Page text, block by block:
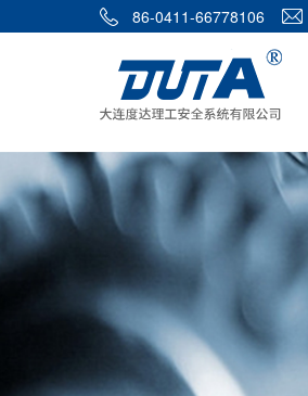
86-0411-66778106